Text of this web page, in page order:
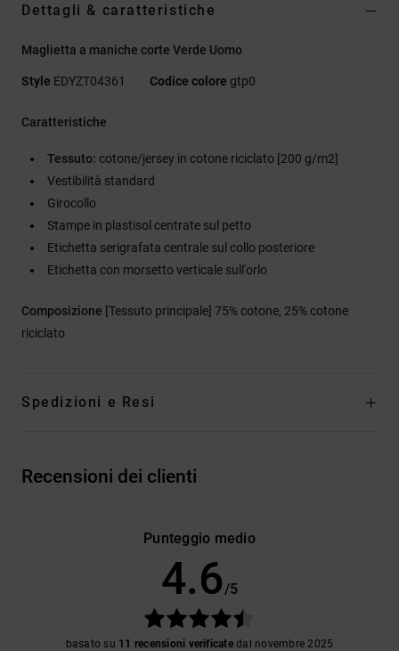
Dettagli & caratteristiche
Maglietta a maniche corte Verde Uomo
Style EDYZT04361 Codice colore gtp0
Caratteristiche
Tessuto: cotone/jersey in cotone riciclato [200 g/m2]
Vestibilità standard
Girocollo
Stampe in plastisol centrate sul petto
Etichetta serigrafata centrale sul collo posteriore
Etichetta con morsetto verticale sull'orlo
Composizione [Tessuto principale] 75% cotone, 25% cotone
riciclato
Spedizioni e Resi
Recensioni dei clienti
Punteggio medio
4.6 /5
basato su 11 recensioni verificatedal novembre 2025